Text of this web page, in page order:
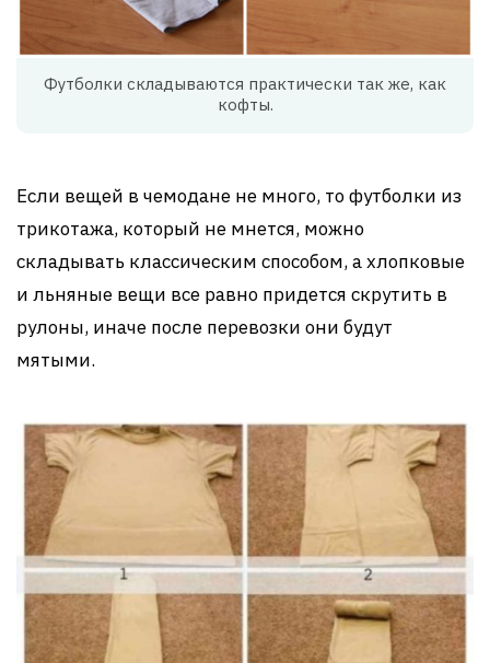
Футболки складываются практически так же, как
кофты.
Если вещей в чемодане не много, то футболки из
трикотажа, который не мнется, можно
складывать классическим способом, а хлопковые
и льняные вещи все равно придется скрутить в
рулоны, иначе после перевозки они будут
мятыми.